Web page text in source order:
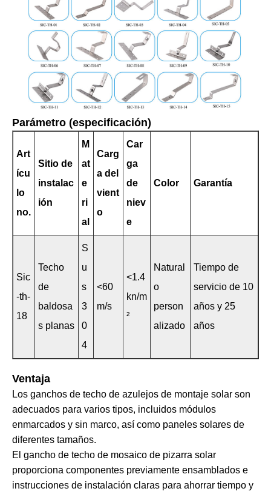
Parámetro (especificación)
Art
ícu
lo
no.
Sitio de
instalac
ión
M
at
e
ri
al
Carg
a del
vient
o
Car
ga
de
niev
e
Color Garantía
Sic
-th-
18
Techo
de
baldosa
s planas
S
u
s
3
0
4
<60
m/s
<1.4
kn/m
²
Natural
o
person
alizado
Tiempo de
servicio de 10
años y 25
años
Ventaja
Los ganchos de techo de azulejos de montaje solar son
adecuados para varios tipos, incluidos módulos
enmarcados y sin marco, así como paneles solares de
diferentes tamaños.
El gancho de techo de mosaico de pizarra solar
proporciona componentes previamente ensamblados e
instrucciones de instalación claras para ahorrar tiempo y